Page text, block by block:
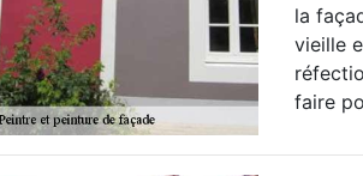
la
vieille
faire